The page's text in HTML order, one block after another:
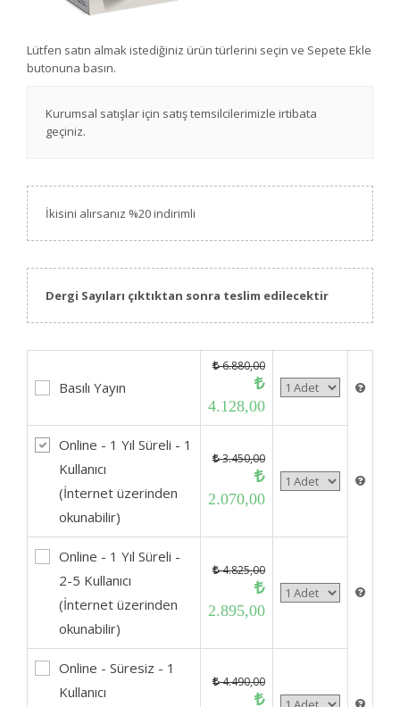
Lütfen satın almak istediğiniz ürün türlerini seçin ve Sepete Ekle
butonuna basın.
Kurumsal satışlar için satış temsilcilerimizle irtibata
geçiniz.
İkisini alırsanız %20 indirimli
Dergi Sayıları çıktıktan sonra teslim edilecektir
Basılı Yayın
6.880,00
4.128,00
Online - 1 Yıl Süreli - 1
Kullanıcı
(İnternet üzerinden
okunabilir)
3.450,00
2.070,00
Online - 1 Yıl Süreli -
2-5 Kullanıcı
(İnternet üzerinden
okunabilir)
4.825,00
2.895,00
Online - Süresiz - 1
Kullanıcı
4.490,00